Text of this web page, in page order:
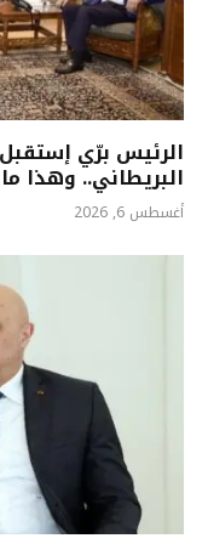
الرئيس برّي
البريطاني.. وهذا
أغسطس 6, 2026